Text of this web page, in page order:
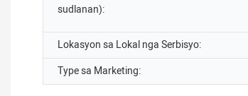
sudlanan):
Lokasyon sa Lokal nga Serbisyo:
Type sa Marketing: